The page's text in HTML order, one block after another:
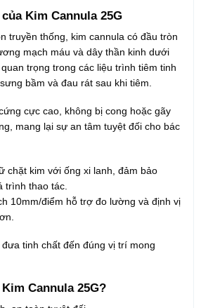
Kim Cannula 25G
truyền thống, kim cannula có đầu tròn
mạch máu và dây thần kinh dưới
trọng trong các liệu trình tiêm tinh
bầm và đau rát sau khi tiêm.
cực cao, không bị cong hoặc gãy
mang lại sự an tâm tuyệt đối cho bác
chặt kim với ống xi lanh, đảm bảo
trình thao tác.
10mm/điểm hỗ trợ đo lường và định vị
tinh chất đến đúng vị trí mong
Cannula 25G?